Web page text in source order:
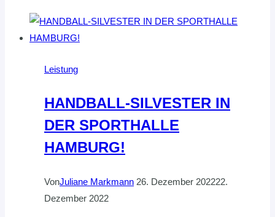
Leistung
HANDBALL-SILVESTER IN
DER SPORTHALLE
HAMBURG!
VonJuliane Markmann 26. Dezember 202222.
Dezember 2022